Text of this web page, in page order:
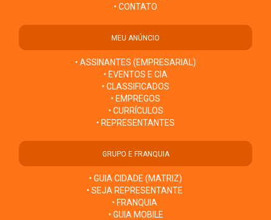
• CONTATO
MEU ANÚNCIO
• ASSINANTES (EMPRESARIAL)
• EVENTOS E CIA
• CLASSIFICADOS
• EMPREGOS
• CURRÍCULOS
• REPRESENTANTES
GRUPO E FRANQUIA
• GUIA CIDADE (MATRIZ)
• SEJA REPRESENTANTE
• FRANQUIA
• GUIA MOBILE